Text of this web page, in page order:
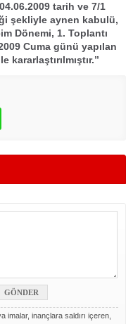
tarih ve 7/1
şekliyle aynen kabulü,
Dönemi, 1. Toplantı
Cuma günü yapılan
imalar, inançlara saldırı içeren,